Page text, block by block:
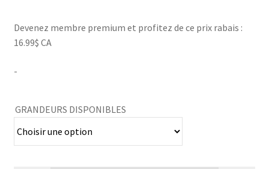
prix :
Devenez membre premium et profitez de ce prix rabais :
16.99$ CA
-
GRANDEURS DISPONIBLES